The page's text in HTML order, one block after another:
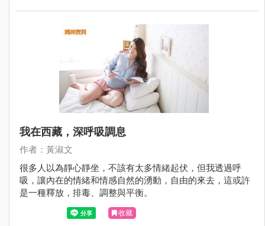
我在西藏，深呼吸調息
作者：黃淑文
很多人以為靜心靜坐，不該有太多情緒起伏，但我透過呼
吸，讓內在的情緒和情感自然的湧動，自由的來去，這或許
是一種釋放，排毒、調整與平衡。
收藏